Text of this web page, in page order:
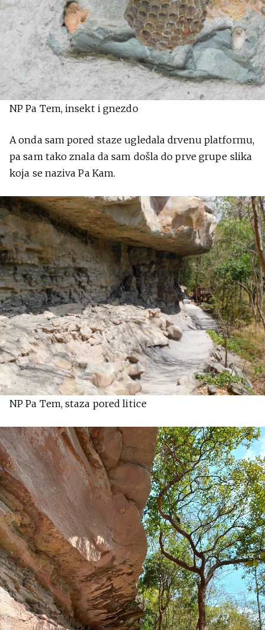
NP Pa Tem, insekt i gnezdo
A onda sam pored staze ugledala drvenu platformu,
pa sam tako znala da sam došla do prve grupe slika
koja se naziva Pa Kam.
NP Pa Tem, staza pored litice